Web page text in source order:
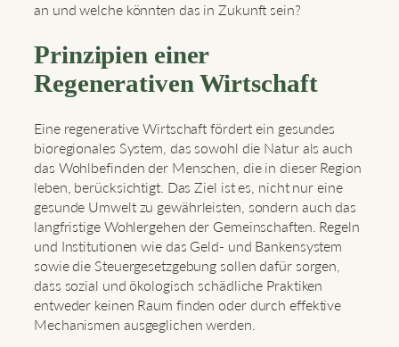
an und welche könnten das in Zukunft sein?
Prinzipien einer
Regenerativen Wirtschaft
Eine regenerative Wirtschaft fördert ein gesundes
bioregionales System, das sowohl die Natur als auch
das Wohlbefinden der Menschen, die in dieser Region
leben, berücksichtigt. Das Ziel ist es, nicht nur eine
gesunde Umwelt zu gewährleisten, sondern auch das
langfristige Wohlergehen der Gemeinschaften. Regeln
und Institutionen wie das Geld- und Bankensystem
sowie die Steuergesetzgebung sollen dafür sorgen,
dass sozial und ökologisch schädliche Praktiken
entweder keinen Raum finden oder durch effektive
Mechanismen ausgeglichen werden.